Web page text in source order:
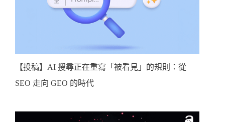
【投稿】AI 搜尋正在重寫「被看見」的規則：從
SEO 走向 GEO 的時代